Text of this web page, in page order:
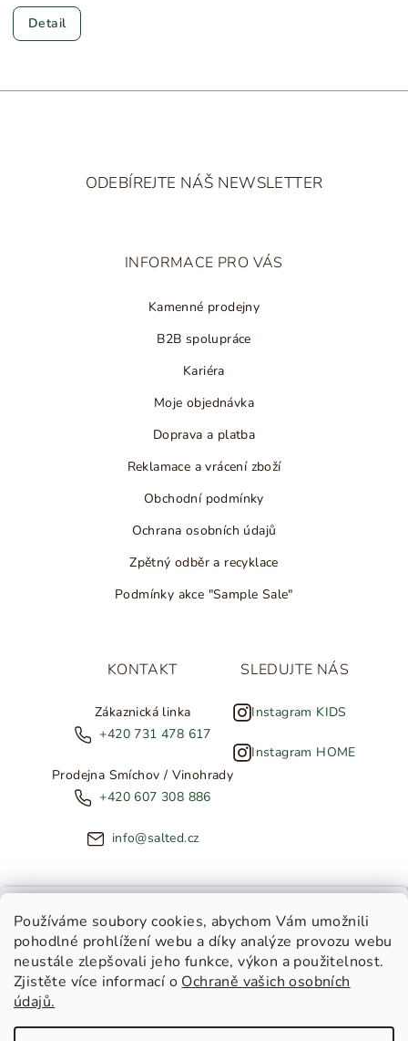
Používáme soubory cookies, abychom Vám umožnili
pohodlné prohlížení webu a díky analýze provozu webu
neustále zlepšovali jeho funkce, výkon a použitelnost.
Zjistěte více informací o Ochraně vašich osobních
údajů.
Detail
ODEBÍREJTE NÁŠ NEWSLETTER
INFORMACE PRO VÁS
Kamenné prodejny
B2B spolupráce
Kariéra
Moje objednávka
Doprava a platba
Reklamace a vrácení zboží
Obchodní podmínky
Ochrana osobních údajů
Zpětný odběr a recyklace
Podmínky akce "Sample Sale"
KONTAKT
Zákaznická linka
+420 731 478 617
Prodejna Smíchov / Vinohrady
+420 607 308 886
info@salted.cz
SLEDUJTE NÁS
Instagram KIDS
Instagram HOME
Copyright 2026SALTED. Všechna práva vyhrazena.Upravit
nastavení cookies
NOVINKY ZE SALTED
Toužíte dostávat novinky z
Salted Home